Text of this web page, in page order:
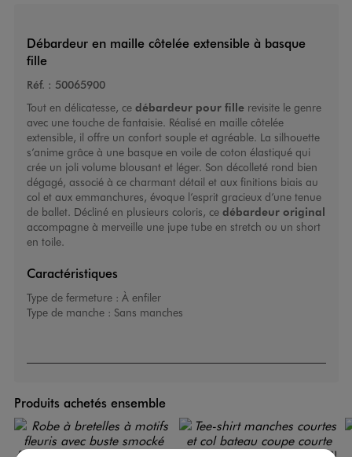
Débardeur en maille côtelée extensible à basque
fille
Réf. : 50065900
Tout en délicatesse, ce débardeur pour fillerevisite le genre
avec une touche de fantaisie. Réalisé en maille côtelée
extensible, il offre un confort souple et agréable. La silhouette
s’anime grâce à une basque en voile de coton élastiqué qui
crée un joli volume blousant et léger. Son décolleté rond bien
dégagé, associé à ce charmant détail et aux finitions biais au
col et aux emmanchures, évoque l’esprit gracieux d’une tenue
de ballet. Décliné en plusieurs coloris, ce débardeur original
accompagne à merveille une jupe tube en stretch ou un short
en toile.
Caractéristiques
Type de fermeture : À enfiler
Type de manche : Sans manches
Produits achetés ensemble